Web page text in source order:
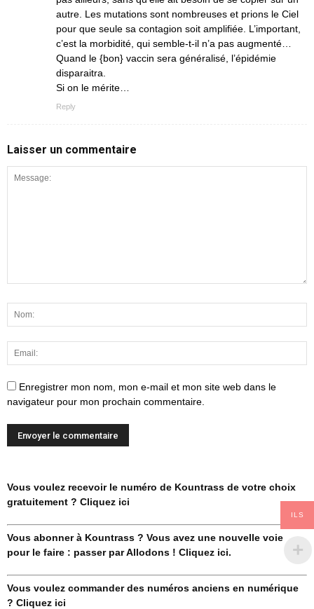
autre. Les mutations sont nombreuses et prions le Ciel
pour que seule sa contagion soit amplifiée. L’important,
c’est la morbidité, qui semble-t-il n’a pas augmenté…
Quand le {bon} vaccin sera généralisé, l’épidémie
disparaitra.
Si on le mérite…
Reply
Laisser un commentaire
Enregistrer mon nom, mon e-mail et mon site web dans le
navigateur pour mon prochain commentaire.
Vous voulez recevoir le numéro de Kountrass de votre choix
gratuitement ? Cliquez ici
Vous abonner à Kountrass ? Vous avez une nouvelle voie
pour le faire : passer par Allodons ! Cliquez ici.
Vous voulez commander des numéros anciens en numérique
? Cliquez ici
ILS